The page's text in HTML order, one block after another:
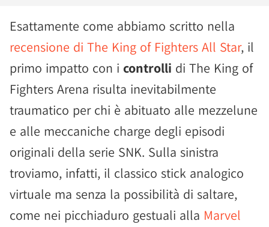
Esattamente come abbiamo scritto nella
recensione di The King of Fighters All Star, il
primo impatto con i controlli di The King of
Fighters Arena risulta inevitabilmente
traumatico per chi è abituato alle mezzelune
e alle meccaniche charge degli episodi
originali della serie SNK. Sulla sinistra
troviamo, infatti, il classico stick analogico
virtuale ma senza la possibilità di saltare,
come nei picchiaduro gestuali alla Marvel